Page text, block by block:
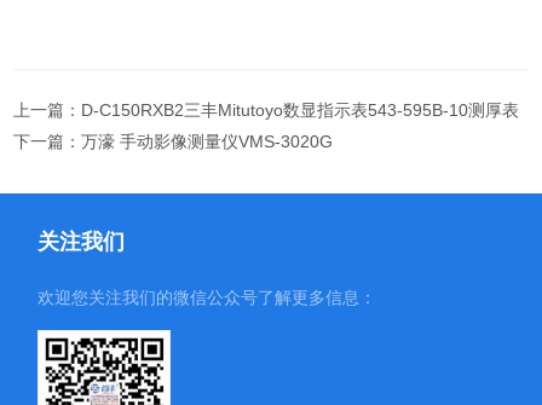
上一篇： D-C150RXB2三丰Mitutoyo数显指示表543-595B-10测厚表
下一篇：万濠 手动影像测量仪VMS-3020G
关注我们
欢迎您关注我们的微信公众号了解更多信息：